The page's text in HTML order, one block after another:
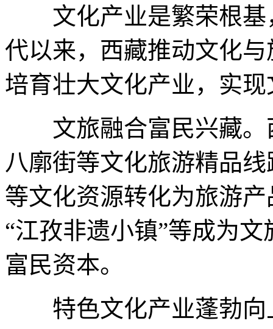
文化产业是繁荣根基
代以来，西藏推动文化
培育壮大文化产业，实
文旅融合富民兴藏。
八廓街等文化旅游精品
等文化资源转化为旅游
“江孜非遗小镇”等成为
富民资本。
特色文化产业蓬勃向